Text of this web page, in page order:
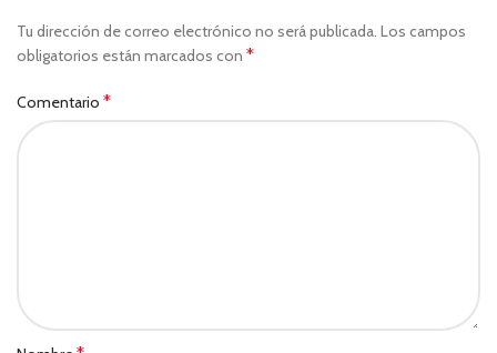
Tu dirección de correo electrónico no será publicada. Los campos
obligatorios están marcados con *
Comentario *